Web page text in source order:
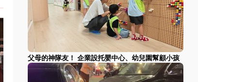
父母的神隊友！ 企業設托嬰中心、幼兒園幫顧小孩